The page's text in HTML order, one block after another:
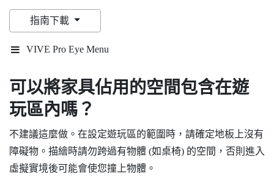
指南下載
VIVE Pro Eye Menu
可以將家具佔用的空間包含在遊
玩區內嗎？
不建議這麼做。在設定遊玩區的範圍時，請確定地板上沒有
障礙物。描繪時請勿跨過有物體 (如桌椅) 的空間，否則進入
虛擬實境後可能會使您撞上物體。